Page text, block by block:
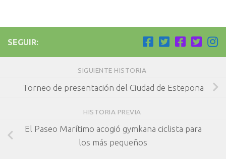
SEGUIR:
SIGUIENTE HISTORIA
Torneo de presentación del Ciudad de Estepona
HISTORIA PREVIA
El Paseo Marítimo acogió gymkana ciclista para
los más pequeños